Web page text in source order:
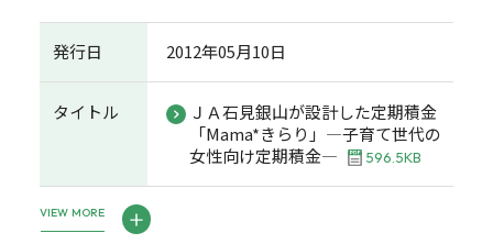
発行日 2012年05月10日
タイトル
ＪＡ石見銀山が設計した定期積金
「Mama*きらり」―子育て世代の
女性向け定期積金―
596.5KB
VIEW MORE